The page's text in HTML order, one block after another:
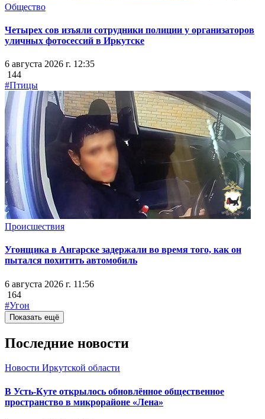
Общество
Четырех сов изъяли сотрудники полиции у организаторов
уличных фотосессий в Иркутске
6 августа 2026 г. 12:35
144
#Птицы
Происшествия
Угонщика в Ангарске задержали во время того, как он
пытался похитить автомобиль
6 августа 2026 г. 11:56
164
#Угон
Показать ещё
Последние новости
Новости Иркутской области
В Усть-Куте открылось обновлённое общественное
пространство в микрорайоне «Лена»